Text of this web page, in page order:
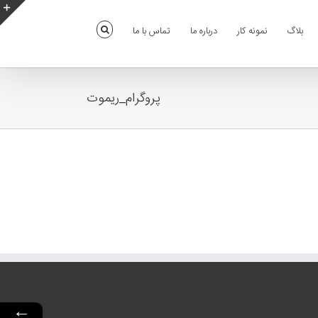
بلاگ نمونه کار درباره ما تماس با ما
پروگرام_ریموت